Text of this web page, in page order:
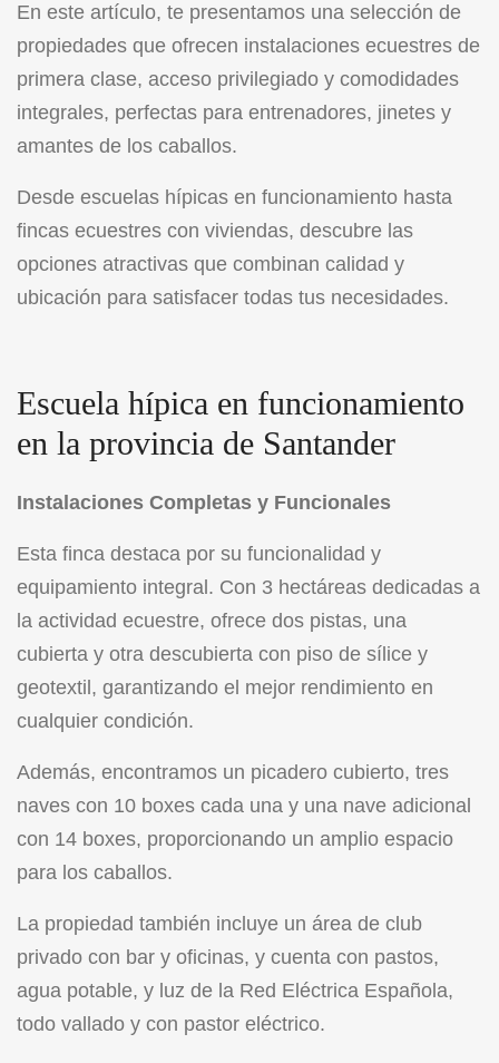
En este artículo, te presentamos una selección de
propiedades que ofrecen instalaciones ecuestres de
primera clase, acceso privilegiado y comodidades
integrales, perfectas para entrenadores, jinetes y
amantes de los caballos.
Desde escuelas hípicas en funcionamiento hasta
fincas ecuestres con viviendas, descubre las
opciones atractivas que combinan calidad y
ubicación para satisfacer todas tus necesidades.
Escuela hípica en funcionamiento
en la provincia de Santander
Instalaciones Completas y Funcionales
Esta finca destaca por su funcionalidad y
equipamiento integral. Con 3 hectáreas dedicadas a
la actividad ecuestre, ofrece dos pistas, una
cubierta y otra descubierta con piso de sílice y
geotextil, garantizando el mejor rendimiento en
cualquier condición.
Además, encontramos un picadero cubierto, tres
naves con 10 boxes cada una y una nave adicional
con 14 boxes, proporcionando un amplio espacio
para los caballos.
La propiedad también incluye un área de club
privado con bar y oficinas, y cuenta con pastos,
agua potable, y luz de la Red Eléctrica Española,
todo vallado y con pastor eléctrico.